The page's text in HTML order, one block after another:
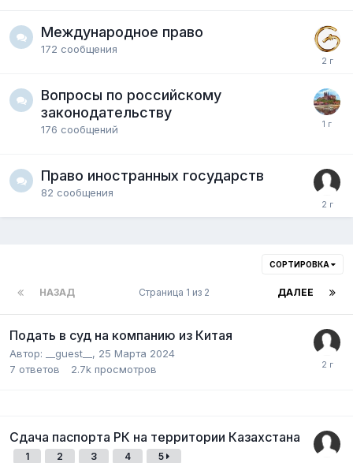
Международное право
172 сообщения
Вопросы по российскому
законодательству
176 сообщений
Право иностранных государств
82 сообщения
СОРТИРОВКА
НАЗАД ДАЛЕЕ
Страница 1 из 2
Подать в суд на компанию из Китая
Автор: __guest__ , 25 Марта 2024
7 ответов 2.7k просмотров
Сдача паспорта РК на территории Казахстана
1 2 3 4 5